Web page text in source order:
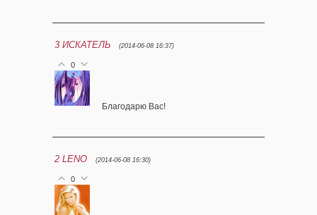
3 ИСКАТЕЛЬ (2014-06-08 16:37)
0
Благодарю Вас!
2 LENO (2014-06-08 16:30)
0